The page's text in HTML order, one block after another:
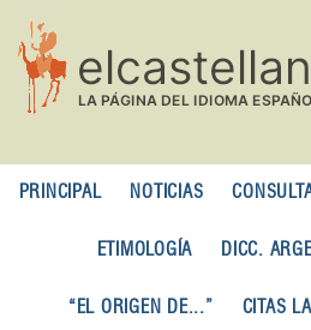
contenido
principal
PRINCIPAL NOTICIAS
ETIMOLOGÍA DICC.
“EL ORIGEN DE...” CITAS